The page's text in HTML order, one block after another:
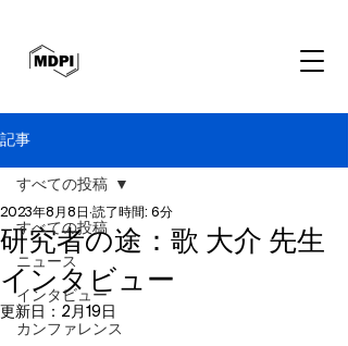
記事
すべての投稿
ニュース
インタビュー
カンファレンス
すべての投稿
研究者の途：歌 大介 先生
インタビュー
2023年8月8日 読了時間: 6分
更新日： 2月19日